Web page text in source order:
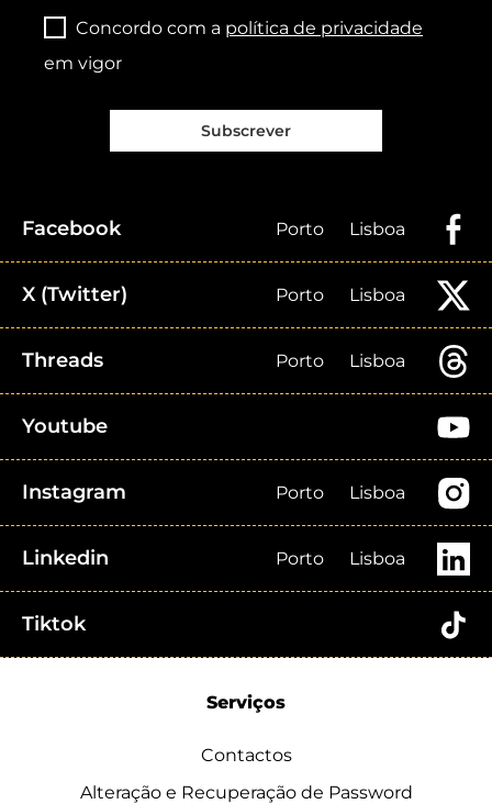
Concordo com a política de privacidade
em vigor
Subscrever
Facebook Porto Lisboa
X (Twitter) Porto Lisboa
Threads Porto Lisboa
Youtube
Instagram Porto Lisboa
Linkedin Porto Lisboa
Tiktok
Serviços
Contactos
Alteração e Recuperação de Password